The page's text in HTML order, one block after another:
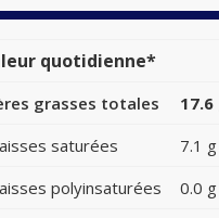
quotidienne*
grasses totales 17.6
saturées
7.1 g
polyinsaturées
0.0 g